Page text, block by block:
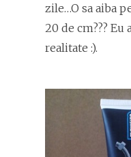
zile…O sa aiba
20 de cm???
realitate :).